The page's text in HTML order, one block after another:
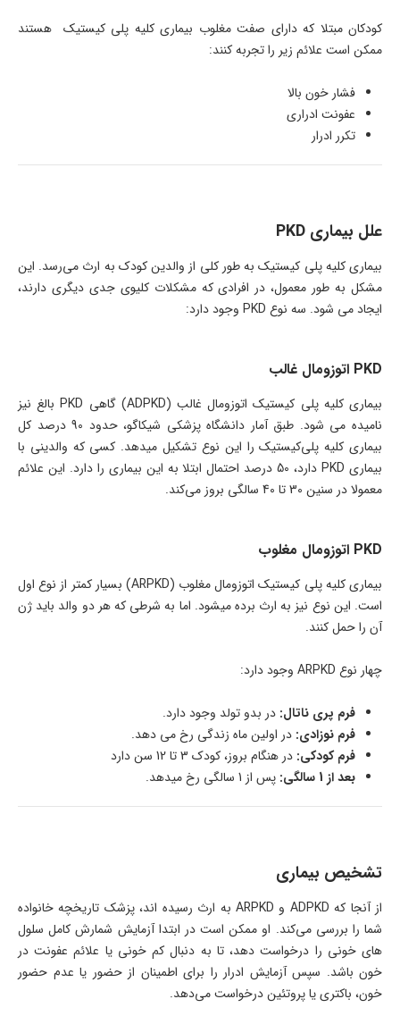
كودكان مبتلا که دارای صفت مغلوب بیماری کلیه پلی کیستیک هستند
ممكن است علائم زیر را تجربه کنند:
فشار خون بالا
عفونت ادراری
تکرر ادرار
علل بیماری PKD
بیماری کلیه پلی کیستیک به طور کلی از والدین کودک به ارث می‌رسد. این
مشکل به طور معمول، در افرادی که مشکلات کلیوی جدی دیگری دارند،
ایجاد می شود. سه نوع PKD وجود دارد:
PKD اتوزومال غالب
بیماری کلیه پلی کیستیک اتوزومال غالب (ADPKD) گاهی PKD بالغ نیز
نامیده می شود. طبق آمار دانشگاه پزشکی شیکاگو، حدود 90 درصد کل
بیماری کلیه پلی‌کیستیک را این نوع تشکیل میدهد. کسی که والدینی با
بیماری PKD دارد، 50 درصد احتمال ابتلا به این بیماری را دارد. این علائم
معمولا در سنین 30 تا 40 سالگی بروز می‌کند.
PKD اتوزومال مغلوب
بیماری کلیه پلی کیستیک اتوزومال مغلوب (ARPKD) بسیار کمتر از نوع اول
است. این نوع نیز به ارث برده میشود. اما به شرطی که هر دو والد باید ژن
آن را حمل کنند.
چهار نوع ARPKD وجود دارد:
فرم پری ناتال: در بدو تولد وجود دارد.
فرم نوزادی: در اولین ماه زندگی رخ می دهد.
فرم کودکی: در هنگام بروز، کودک 3 تا 12 سن دارد
بعد از 1 سالگی:
پس از 1 سالگی رخ میدهد.
تشخیص بیماری
از آنجا که ADPKD و ARPKD به ارث رسیده اند، پزشک تاریخچه خانواده
شما را بررسی می‌کند. او ممکن است در ابتدا آزمایش شمارش کامل سلول
های خونی را درخواست دهد، تا به دنبال کم خونی یا علائم عفونت در
خون باشد. سپس آزمایش ادرار را برای اطمینان از حضور یا عدم حضور
خون، باکتری یا پروتئین درخواست می‌دهد.